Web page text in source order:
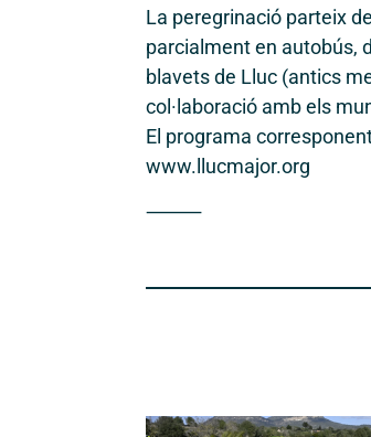
La peregrinació parteix
parcialment en autobús,
blavets de Lluc (antics
col·laboració amb els
El programa
www.llucmajor.org
⸻